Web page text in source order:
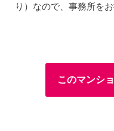
り）なので、事務所を
このマンシ